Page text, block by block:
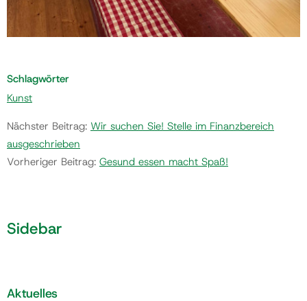
Schlagwörter
Kunst
Nächster Beitrag: Wir suchen Sie! Stelle im Finanzbereich
ausgeschrieben
Vorheriger Beitrag: Gesund essen macht Spaß!
Sidebar
Aktuelles